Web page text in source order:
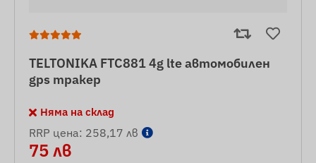
TELTONIKA FTC881 4g lte автомобилен
gps тракер
Няма на склад
RRP цена: 258,17 лв
75 лв